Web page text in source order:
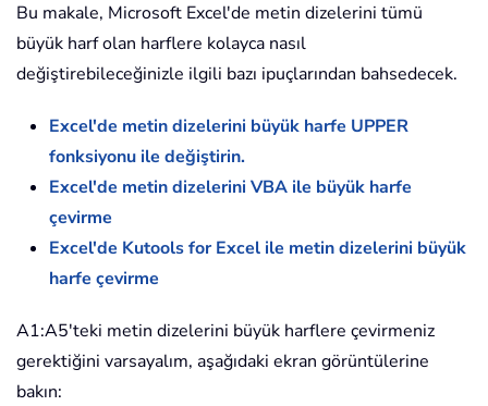
Bu makale, Microsoft Excel'de metin dizelerini tümü
büyük harf olan harflere kolayca nasıl
değiştirebileceğinizle ilgili bazı ipuçlarından bahsedecek.
Excel'de metin dizelerini büyük harfe UPPER
fonksiyonu ile değiştirin.
Excel'de metin dizelerini VBA ile büyük harfe
çevirme
Excel'de Kutools for Excel ile metin dizelerini büyük
harfe çevirme
A1:A5'teki metin dizelerini büyük harflere çevirmeniz
gerektiğini varsayalım, aşağıdaki ekran görüntülerine
bakın: